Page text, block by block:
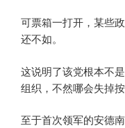
可票箱一打开，某些
还不如。
这说明了该党根本不
组织，不然哪会失掉
至于首次领军的安德